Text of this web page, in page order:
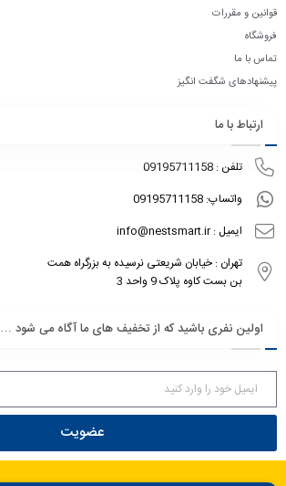
قوانین و مقررات
فروشگاه
تماس با ما
پیشنهادهای شگفت انگیز
ارتباط با ما
تلفن : 09195711158
واتساپ: 09195711158
ایمیل : info@nestsmart.ir
تهران : خیابان شریعتی نرسیده به بزرگراه همت
بن بست کاوه پلاک 9 واحد 3
اولین نفری باشید که از تخفیف های ما آگاه می شود …
عضویت